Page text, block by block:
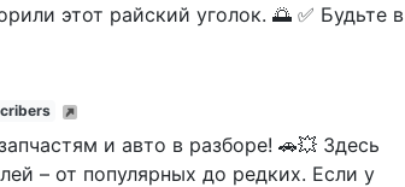
этот райский уголок. 🌅 ✅ Будьте в
и авто в разборе! 🚗💥 Здесь
– от популярных до редких. Если у